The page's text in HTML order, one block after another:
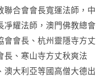
聯合會會長寬運法師，中
凈耀法師，澳門佛教總會
會會長、杭州靈隱寺方丈
長、寒山寺方丈秋爽法
澳大利亞等國高僧大德出